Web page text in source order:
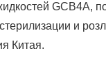
GCB4A,
и
Китая.